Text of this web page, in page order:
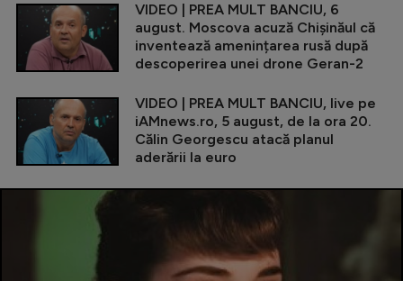
VIDEO | PREA MULT BANCIU, 6
august. Moscova acuză Chișinăul că
inventează amenințarea rusă după
descoperirea unei drone Geran-2
VIDEO | PREA MULT BANCIU, live pe
iAMnews.ro, 5 august, de la ora 20.
Călin Georgescu atacă planul
aderării la euro